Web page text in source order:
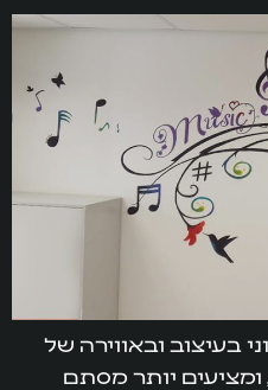
בעיצוב ובאווירה של
ומציעים יותר מסתם